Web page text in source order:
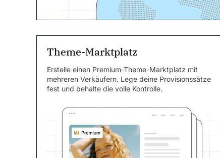
Theme-Marktplatz
Erstelle einen Premium-Theme-Marktplatz mit
mehreren Verkäufern. Lege deine Provisionssätze
fest und behalte die volle Kontrolle.